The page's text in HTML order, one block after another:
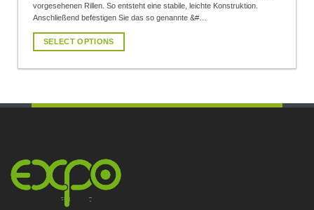
vorgesehenen Rillen. So entsteht eine stabile, leichte Konstruktion.
Anschließend befestigen Sie das so genannte &#…
SELECT OPTIONS
Produkt
mehrere
Optionen
können
auf